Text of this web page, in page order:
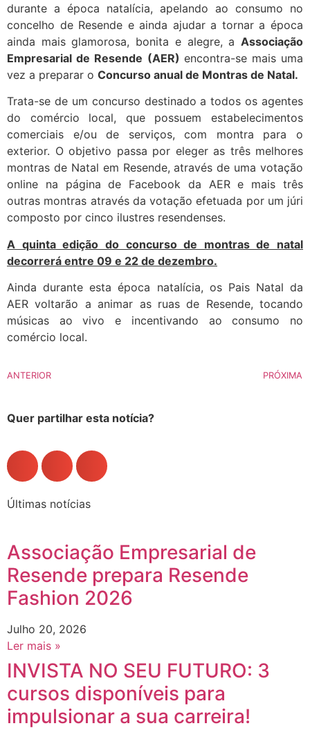
durante a época natalícia, apelando ao consumo no
concelho de Resende e ainda ajudar a tornar a época
ainda mais glamorosa, bonita e alegre, a Associação
Empresarial de Resende (AER) encontra-se mais uma
vez a preparar o Concurso anual de Montras de Natal.
Trata-se de um concurso destinado a todos os agentes
do comércio local, que possuem estabelecimentos
comerciais e/ou de serviços, com montra para o
exterior. O objetivo passa por eleger as três melhores
montras de Natal em Resende, através de uma votação
online na página de Facebook da AER e mais três
outras montras através da votação efetuada por um júri
composto por cinco ilustres resendenses.
A quinta edição do concurso de montras de natal
decorrerá entre 09 e 22 de dezembro.
Ainda durante esta época natalícia, os Pais Natal da
AER voltarão a animar as ruas de Resende, tocando
músicas ao vivo e incentivando ao consumo no
comércio local.
ANTERIOR PRÓXIMA
Quer partilhar esta notícia?
Últimas notícias
Associação Empresarial de
Resende prepara Resende
Fashion 2026
Julho 20, 2026
Ler mais »
INVISTA NO SEU FUTURO: 3
cursos disponíveis para
impulsionar a sua carreira!